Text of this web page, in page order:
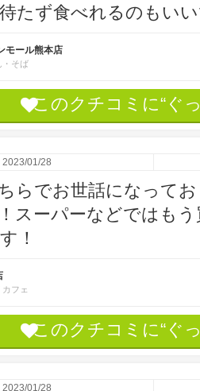
たず食べれるのもい
モール熊本店
・そば
このクチコミに“ぐ
2023/01/28
らでお世話になって
スーパーなどではも
！
カフェ
このクチコミに“ぐ
2023/01/28